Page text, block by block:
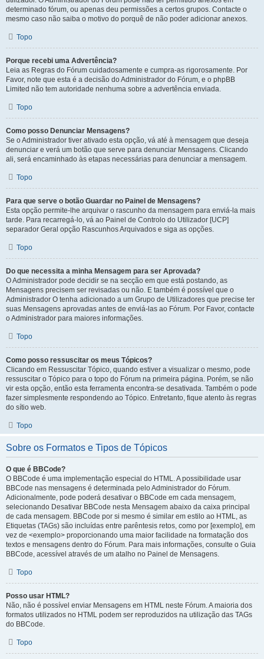
determinado fórum, ou apenas deu permissões a certos grupos. Contacte o
mesmo caso não saiba o motivo do porquê de não poder adicionar anexos.
Topo
Porque recebi uma Advertência?
Leia as Regras do Fórum cuidadosamente e cumpra-as rigorosamente. Por
Favor, note que esta é a decisão do Administrador do Fórum, e o phpBB
Limited não tem autoridade nenhuma sobre a advertência enviada.
Topo
Como posso Denunciar Mensagens?
Se o Administrador tiver ativado esta opção, vá até à mensagem que deseja
denunciar e verá um botão que serve para denunciar Mensagens. Clicando
ali, será encaminhado às etapas necessárias para denunciar a mensagem.
Topo
Para que serve o botão Guardar no Painel de Mensagens?
Esta opção permite-lhe arquivar o rascunho da mensagem para enviá-la mais
tarde. Para recarregá-lo, vá ao Painel de Controlo do Utilizador [UCP]
separador Geral opção Rascunhos Arquivados e siga as opções.
Topo
Do que necessita a minha Mensagem para ser Aprovada?
O Administrador pode decidir se na secção em que está postando, as
Mensagens precisem ser revisadas ou não. E também é possível que o
Administrador O tenha adicionado a um Grupo de Utilizadores que precise ter
suas Mensagens aprovadas antes de enviá-las ao Fórum. Por Favor, contacte
o Administrador para maiores informações.
Topo
Como posso ressuscitar os meus Tópicos?
Clicando em Ressuscitar Tópico, quando estiver a visualizar o mesmo, pode
ressuscitar o Tópico para o topo do Fórum na primeira página. Porém, se não
vir esta opção, então esta ferramenta encontra-se desativada. Também o pode
fazer simplesmente respondendo ao Tópico. Entretanto, fique atento às regras
do sítio web.
Topo
Sobre os Formatos e Tipos de Tópicos
O que é BBCode?
O BBCode é uma implementação especial do HTML. A possibilidade usar
BBCode nas mensagens é determinada pelo Administrador do Fórum.
Adicionalmente, pode poderá desativar o BBCode em cada mensagem,
selecionando Desativar BBCode nesta Mensagem abaixo da caixa principal
de cada mensagem. BBCode por si mesmo é similar em estilo ao HTML, as
Etiquetas (TAGs) são incluídas entre parêntesis retos, como por [exemplo], em
vez de <exemplo> proporcionando uma maior facilidade na formatação dos
textos e mensagens dentro do Fórum. Para mais informações, consulte o Guia
BBCode, acessível através de um atalho no Painel de Mensagens.
Topo
Posso usar HTML?
Não, não é possível enviar Mensagens em HTML neste Fórum. A maioria dos
formatos utilizados no HTML podem ser reproduzidos na utilização das TAGs
do BBCode.
Topo